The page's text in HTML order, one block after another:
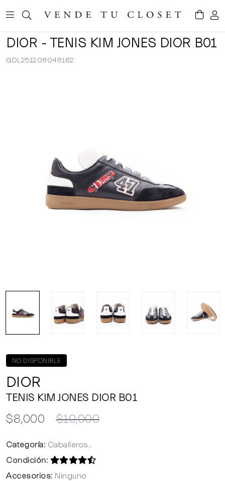
DIOR - TENIS KIM JONES DIOR B01
GDL251208048162
NO DISPONIBLE
DIOR
TENIS KIM JONES DIOR B01
$8,000 $10,000
Categoría: Caballeros..
Condición:
Accesorios: Ninguno